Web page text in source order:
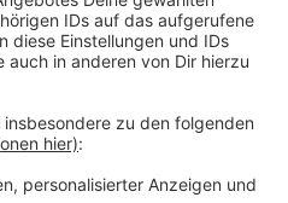
keine Standgebühren. Für
und Anmerkungen rund
Sophia Lütke Aldenhövel
zur Verfügung. Sie lädt
familiäre Atmosphäre des
das Umfeld für ein paar